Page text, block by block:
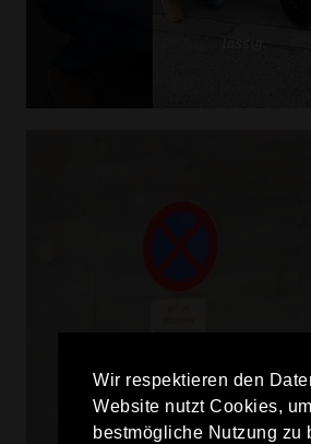
Wir respektieren den
Website nutzt Cookies,
bestmögliche Nutzung zu